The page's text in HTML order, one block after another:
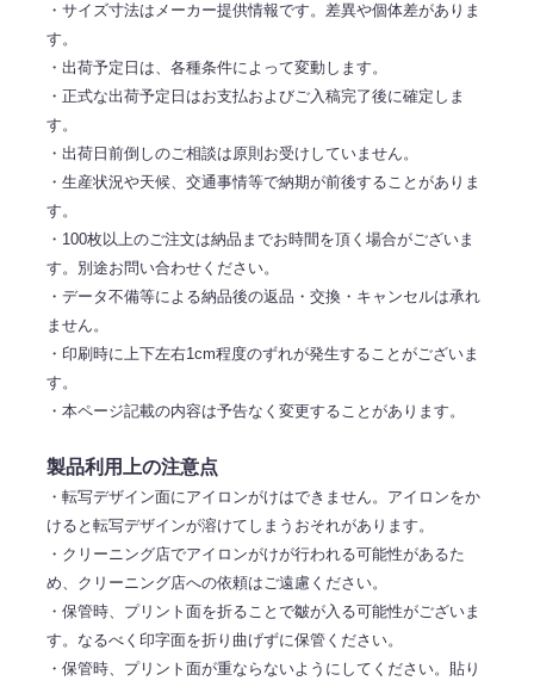
・サイズ寸法はメーカー提供情報です。差異や個体差がありま
す。
・出荷予定日は、各種条件によって変動します。
・正式な出荷予定日はお支払およびご入稿完了後に確定しま
す。
・出荷日前倒しのご相談は原則お受けしていません。
・生産状況や天候、交通事情等で納期が前後することがありま
す。
・100枚以上のご注文は納品までお時間を頂く場合がございま
す。別途お問い合わせください。
・データ不備等による納品後の返品・交換・キャンセルは承れ
ません。
・印刷時に上下左右1cm程度のずれが発生することがございま
す。
・本ページ記載の内容は予告なく変更することがあります。
製品利用上の注意点
・転写デザイン面にアイロンがけはできません。アイロンをか
けると転写デザインが溶けてしまうおそれがあります。
・クリーニング店でアイロンがけが行われる可能性があるた
め、クリーニング店への依頼はご遠慮ください。
・保管時、プリント面を折ることで皺が入る可能性がございま
す。なるべく印字面を折り曲げずに保管ください。
・保管時、プリント面が重ならないようにしてください。貼り